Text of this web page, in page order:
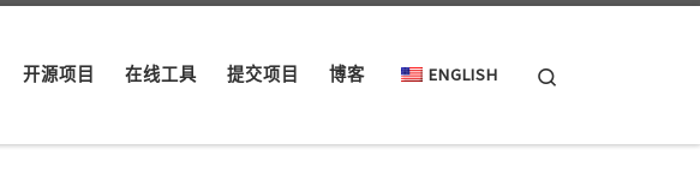
开源项目 在线工具 提交项目 博客 ENGLISH